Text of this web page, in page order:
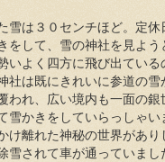
雪は３０センチほど。定休
をして、雪の神社を見よ
いよく四方に飛び出てい
社は既にきれいに参道の
われ、広い境内も一面の
雪かきをしていらっしゃい
け離れた神秘の世界があり
雪されて車が通っていま